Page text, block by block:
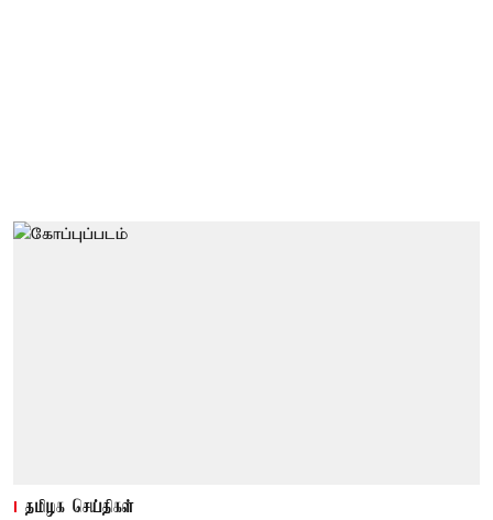
தமிழக செய்திகள்